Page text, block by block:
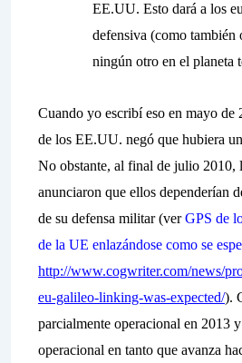
EE.UU. Esto dará a los
defensiva (como también
ningún otro en el planeta
Cuando yo escribí eso en mayo de
de los EE.UU. negó que hubiera
No obstante, al final de julio 2010,
anunciaron que ellos dependerían
de su defensa militar (verGPS de
de la UE enlazándose como se
http://www.cogwriter.com/news/
eu-galileo-linking-was-expected/).
parcialmente operacional en 2013
operacional en tanto que avanza